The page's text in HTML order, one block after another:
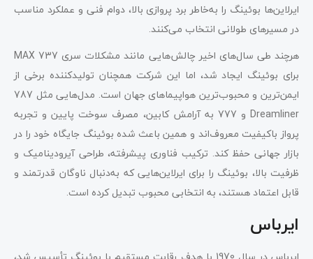
ایرلاین‌ها بوئینگ را به‌خاطر برد پروازی بالا، دوام فنی و عملکرد مناسب
در مسیرهای طولانی انتخاب می‌کنند.
هرچند طی سال‌های اخیر چالش‌هایی مانند مشکلات سری 737 MAX
برای بوئینگ ایجاد شد، اما این شرکت همچنان تولیدکننده برخی از
ایمن‌ترین و محبوب‌ترین هواپیماهای جهان است. مدل‌هایی مثل 787
Dreamliner و 777 به آرامش کابین، مصرف سوخت پایین و تجربه
پرواز باکیفیت معروف‌اند و همین باعث شده بوئینگ جایگاه خود را در
بازار جهانی حفظ کند. ترکیب فناوری پیشرفته، طراحی آیرودینامیک و
ظرفیت بالا، بوئینگ را برای ایرلاین‌هایی که به‌دنبال ناوگان قدرتمند و
قابل اعتماد هستند، به انتخابی محبوب تبدیل کرده است.
ایرباس